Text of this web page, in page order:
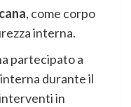
, come corpo
interna.
partecipato a
durante il
in